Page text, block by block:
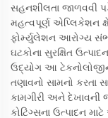
સહનશીલતા જાળવવી
મહત્વપૂર્ણ એપ્લિકેશન
ફોર્મ્યુલેશન આરોગ્ય
ઘટકોના સુરક્ષિત
ઉદ્યોગ આ
તણાવનો સામનો કરતા
કામગીરી અને
કોટિંગ્સના ઉત્પાદન